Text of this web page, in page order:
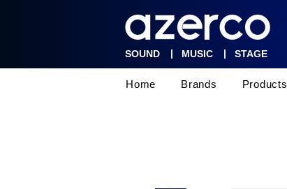
SOUND | MUSIC | STAGE
Home Brands Products